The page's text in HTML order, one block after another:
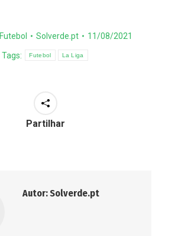
Futebol Solverde.pt 11/08/2021
Tags: Futebol La Liga
Partilhar
Autor:Solverde.pt